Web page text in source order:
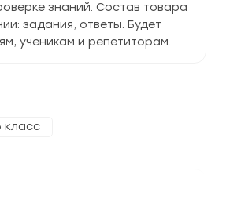
знаний. Состав товара
задания, ответы. Будет
ученикам и репетиторам.
класс